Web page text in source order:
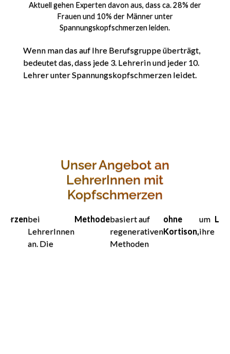
Aktuell gehen Experten davon aus, dass ca. 28% der
Frauen und 10% der Männer unter
Spannungskopfschmerzen leiden.
Wenn man das auf Ihre Berufsgruppe überträgt,
bedeutet das, dass jede 3. Lehrerin und jeder 10.
Lehrer unter Spannungskopfschmerzen leidet.
Unser Angebot an
LehrerInnen mit
Kopfschmerzen
bei
LehrerInnen
an. Die
Methodebasiert auf
regenerativen
Methoden
ohne
Kortison,
um
ihre